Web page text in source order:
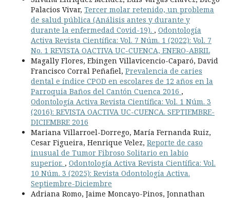
Palacios Vivar, Tercer molar retenido, un problema
de salud pública (Análisis antes y durante y
durante la enfermedad Covid-19). , Odontología
Activa Revista Científica: Vol. 7 Núm. 1 (2022): Vol. 7
No. 1 REVISTA OACTIVA UC-CUENCA, ENERO-ABRIL
Magally Flores, Ebingen Villavicencio-Caparó, David
Francisco Corral Peñafiel, Prevalencia de caries
dental e índice CPOD en escolares de 12 años en la
Parroquia Baños del Cantón Cuenca 2016 ,
Odontología Activa Revista Científica: Vol. 1 Núm. 3
(2016): REVISTA OACTIVA UC-CUENCA. SEPTIEMBRE-
DICIEMBRE 2016
Mariana Villarroel-Dorrego, María Fernanda Ruiz,
Cesar Figueira, Henrique Velez, Reporte de caso
inusual de Tumor Fibroso Solitario en labio
superior. , Odontología Activa Revista Científica: Vol.
10 Núm. 3 (2025): Revista Odontología Activa.
Septiembre-Diciembre
Adriana Romo, Jaime Moncayo-Pinos, Jonnathan